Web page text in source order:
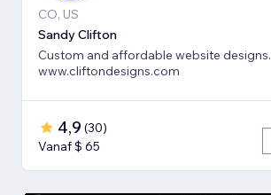
CO, US
Sandy Clifton
Custom and affordable website designs.
www.cliftondesigns.com
4,9 (30)
Vanaf $ 65